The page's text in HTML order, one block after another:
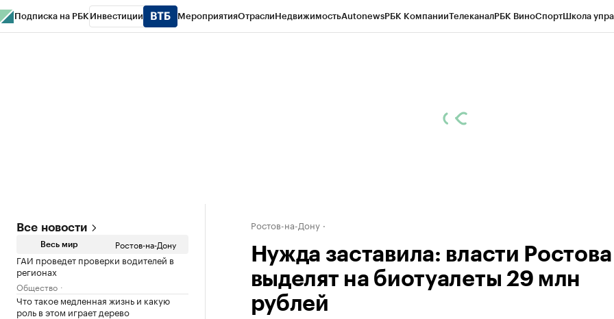
Подписка на РБК Инвестиции МероприятияОтраслиНедвижимостьAutonewsРБК КомпанииТелеканалРБК ВиноСпортШкола
Все новости
Весь мир Ростов-на-Дону
ГАИ проведет проверки водителей в
регионах
Общество
Что такое медленная жизнь и какую
роль в этом играет дерево
Ростов-на-Дону
Нужда заставила: власти Ростова
выделят на биотуалеты 29 млн
рублей